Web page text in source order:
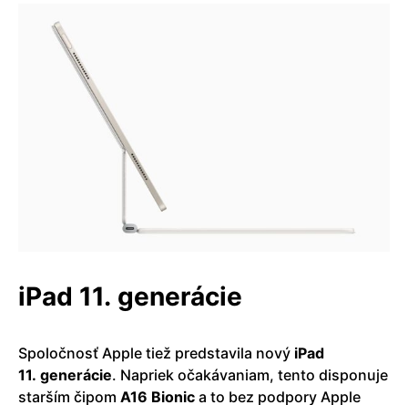
iPad 11. generácie
Spoločnosť Apple tiež predstavila nový iPad
11. generácie. Napriek očakávaniam, tento disponuje
starším čipom A16 Bionic a to bez podpory Apple